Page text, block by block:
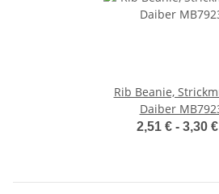
Rib Beanie,
Daiber
2,51 € - 3,30 €